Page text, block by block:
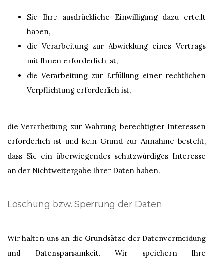
Sie Ihre ausdrückliche Einwilligung dazu erteilt
haben,
die Verarbeitung zur Abwicklung eines Vertrags
mit Ihnen erforderlich ist,
die Verarbeitung zur Erfüllung einer rechtlichen
Verpflichtung erforderlich ist,
die Verarbeitung zur Wahrung berechtigter Interessen
erforderlich ist und kein Grund zur Annahme besteht,
dass Sie ein überwiegendes schutzwürdiges Interesse
an der Nichtweitergabe Ihrer Daten haben.
Löschung bzw. Sperrung der Daten
Wir halten uns an die Grundsätze der Datenvermeidung
und Datensparsamkeit. Wir speichern Ihre